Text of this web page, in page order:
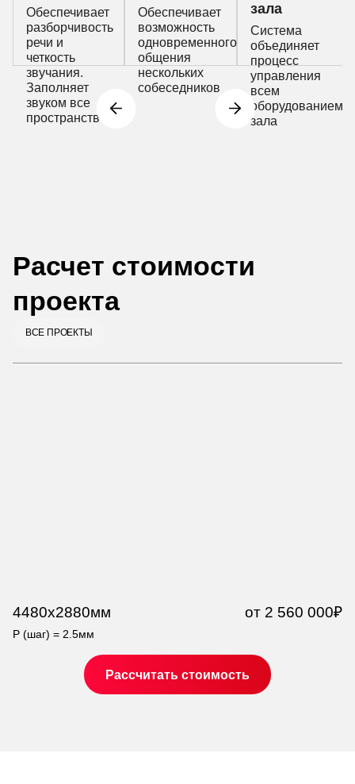
Обеспечивает
разборчивость
речи и
четкость
звучания.
Заполняет
звуком все
пространство
Обеспечивает
возможность
одновременного
общения
нескольких
собеседников
зала
Система
объединяет
процесс
управления
всем
оборудованием
зала
Расчет стоимости
проекта
ВСЕ ПРОЕКТЫ
4480x2880мм от 2 560 000₽
P (шаг) = 2.5мм
Рассчитать стоимость